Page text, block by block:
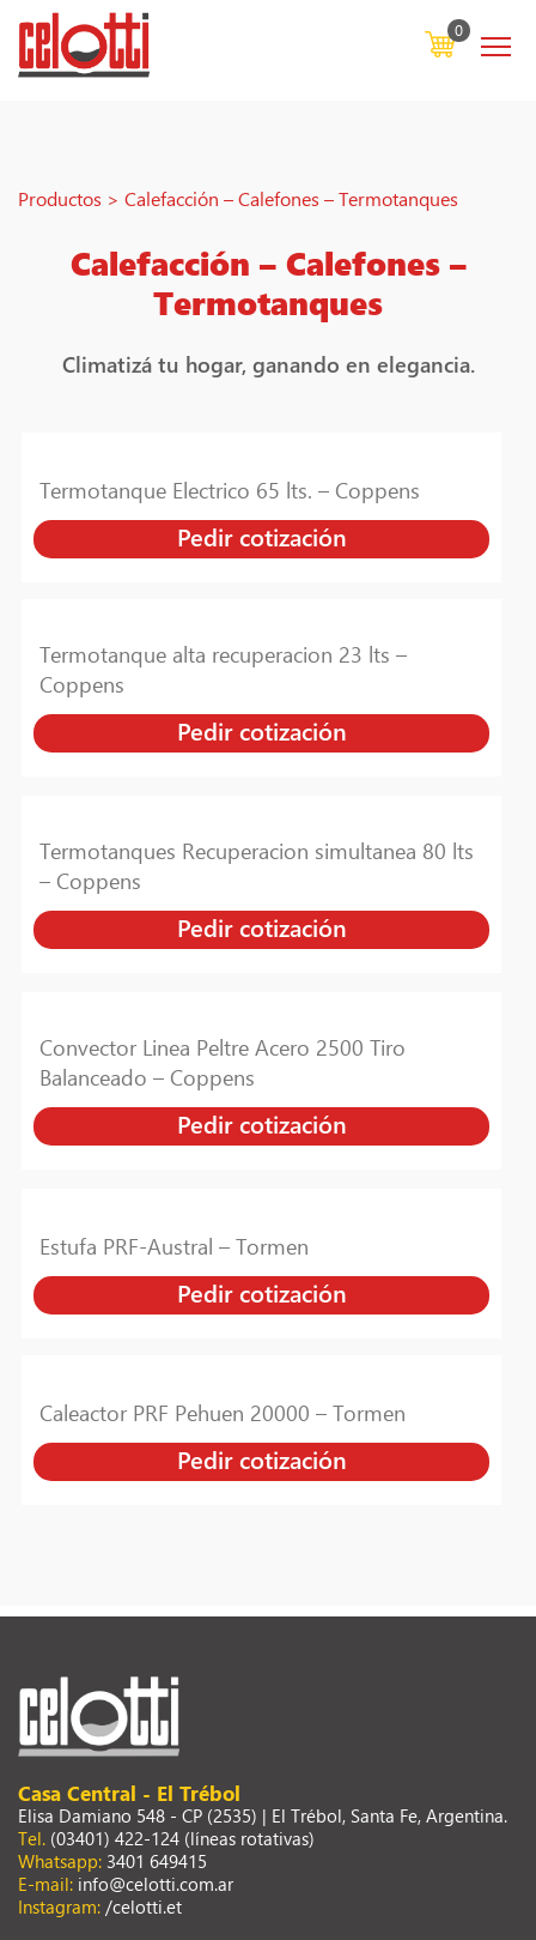
0
Productos > Calefacción – Calefones – Termotanques
Calefacción – Calefones –
Termotanques
Climatizá tu hogar, ganando en elegancia.
Termotanque Electrico 65 lts. – Coppens
Pedir cotización
Termotanque alta recuperacion 23 lts –
Coppens
Pedir cotización
Termotanques Recuperacion simultanea 80 lts
– Coppens
Pedir cotización
Convector Linea Peltre Acero 2500 Tiro
Balanceado – Coppens
Pedir cotización
Estufa PRF-Austral – Tormen
Pedir cotización
Caleactor PRF Pehuen 20000 – Tormen
Pedir cotización
Casa Central - El Trébol
Elisa Damiano 548 - CP (2535) | El Trébol, Santa Fe, Argentina.
Tel. (03401) 422-124 (líneas rotativas)
Whatsapp: 3401 649415
E-mail: info@celotti.com.ar
Instagram: /celotti.et